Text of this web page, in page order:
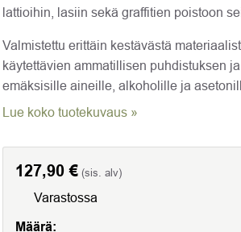
lattioihin, lasiin sekä graffitien poistoon
Valmistettu erittäin kestävästä
käytettävien ammatillisen puhdistuksen
emäksisille aineille, alkoholille ja
Lue koko tuotekuvaus »
127,90€ (sis. alv)
Varastossa
Määrä: